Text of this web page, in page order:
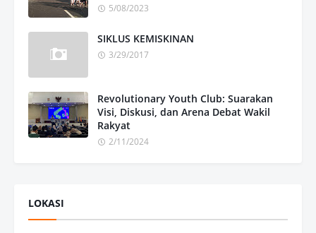
5/08/2023
SIKLUS KEMISKINAN
3/29/2017
Revolutionary Youth Club: Suarakan
Visi, Diskusi, dan Arena Debat Wakil
Rakyat
2/11/2024
LOKASI